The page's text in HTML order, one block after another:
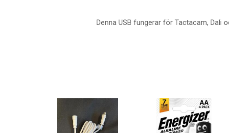
Denna USB fungerar för Tactacam, Dali